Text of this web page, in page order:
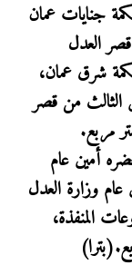
جنايات عمان
العدل
شرق عمان،
الثالث من قصر
أمين عام
وزارة العدل
المنفذة،